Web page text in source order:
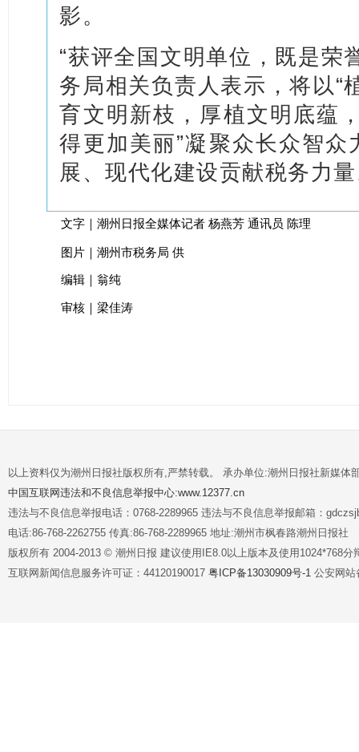
影。
“获评全国文明单位，既是荣
务局相关负责人表示，将以“
育文明新枝，厚植文明底蕴
得更加美丽”凝聚众长众智
展、现代化建设贡献税务力
文字｜潮州日报全媒体记者杨燕芳通讯员 陈理
图片｜潮州市税务局 供
编辑｜翁纯
审核｜梁佳涛
以上资料仅为潮州日报社版权所有,严禁转载。 承办单位:潮州日报社新媒体
中国互联网违法和不良信息举报中心:www.12377.cn
违法与不良信息举报电话：0768-2289965 违法与不良信息举报邮箱：
电话:86-768-2262755 传真:86-768-2289965 地址:潮州市枫春路潮州日报社
版权所有 2004-2013 © 潮州日报 建议使用IE8.0以上版本及使用1024*768分
互联网新闻信息服务许可证：44120190017 粤ICP备13030909号-1 公安网站